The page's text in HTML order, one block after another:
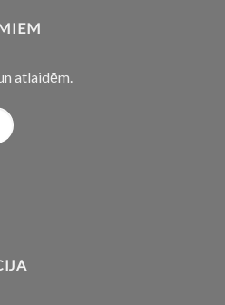
atlaidēm.